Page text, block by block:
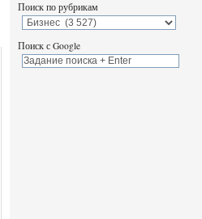
Поиск по рубрикам
Поиск с Google